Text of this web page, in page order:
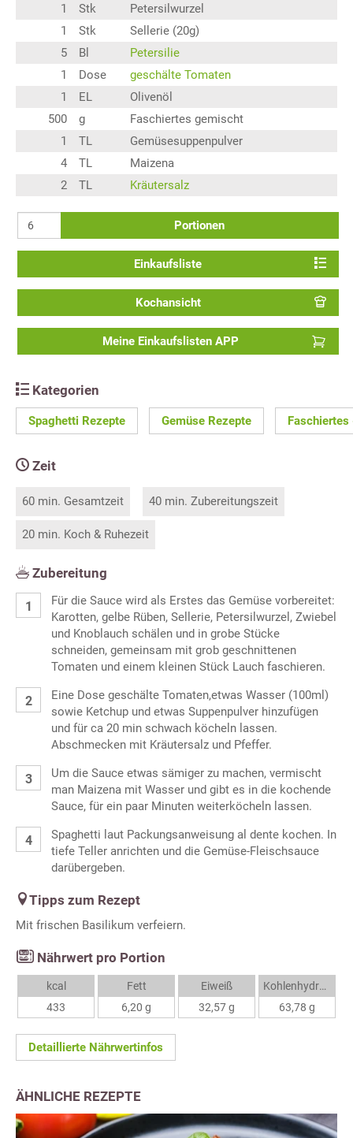
1
Stk
Petersilwurzel
1
Stk
Sellerie (20g)
5
Bl
Petersilie
1
Dose
geschälte Tomaten
1
EL
Olivenöl
500
g
Faschiertes gemischt
1
TL
Gemüsesuppenpulver
4
TL
Maizena
2
TL Kräutersalz
Portionen
Einkaufsliste
Kochansicht
Meine Einkaufslisten APP
Kategorien
Spaghetti Rezepte Gemüse Rezepte Faschiertes
Zeit
60 min. Gesamtzeit 40 min. Zubereitungszeit
20 min. Koch & Ruhezeit
Zubereitung
Für die Sauce wird als Erstes das Gemüse vorbereitet:
Karotten, gelbe Rüben, Sellerie, Petersilwurzel, Zwiebel
und Knoblauch schälen und in grobe Stücke
schneiden, gemeinsam mit grob geschnittenen
Tomaten und einem kleinen Stück Lauch faschieren.
Eine Dose geschälte Tomaten,etwas Wasser (100ml)
sowie Ketchup und etwas Suppenpulver hinzufügen
und für ca 20 min schwach köcheln lassen.
Abschmecken mit Kräutersalz und Pfeffer.
Um die Sauce etwas sämiger zu machen, vermischt
man Maizena mit Wasser und gibt es in die kochende
Sauce, für ein paar Minuten weiterköcheln lassen.
Spaghetti laut Packungsanweisung al dente kochen. In
tiefe Teller anrichten und die Gemüse-Fleischsauce
darübergeben.
Tipps zum Rezept
Mit frischen Basilikum verfeiern.
Nährwert pro Portion
kcal
433
Fett
6,20 g
Eiweiß
32,57 g
Kohlenhydrate
63,78 g
Detaillierte Nährwertinfos
ÄHNLICHE REZEPTE